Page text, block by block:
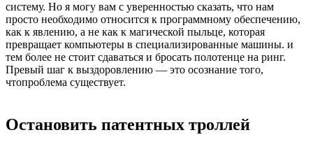
систему. Но я могу вам с уверенностью сказать, что нам
просто необходимо относится к программному обеспечению,
как к явлению, а не как к магической пыльце, которая
превращает компьютеры в специализированные машины. и
тем более не стоит сдаваться и бросать полотенце на ринг.
Превый шаг к выздоровлению — это осознание того,
чтопроблема существует.
Остановить патентных троллей